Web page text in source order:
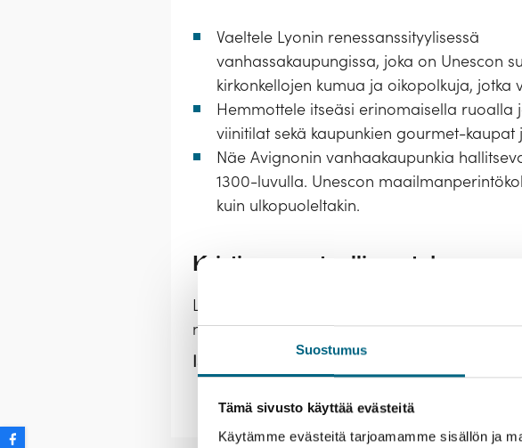
Suostumus
Tämä sivusto käyttää evästeitä
Käytämme evästeitä tarjoamamme sisällön ja
Vaeltele Lyonin renessanssityylisessä
vanhassakaupungissa, joka on Unescon
kirkonkellojen kumua ja oikopolkuja,
Hemmottele itseäsi erinomaisella
viinitilat sekä kaupunkien gourmet-kaupat
Näe Avignonin vanhaakaupunkia
1300-luvulla. Unescon
kuin ulkopuoleltakin.
Kristinan vastuullisuusteko
Lähtemällä tälle matkalle kasvatat Suomeen
nuoria.Lue lisää vastuullisuusteosta.
Istutettavia taimia:7 kpl / hlö